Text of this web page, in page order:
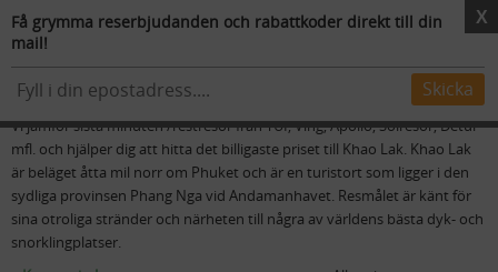
Sista minuten resor till Khao Lak
Vi jämför sista minuten /restresor från TUI, Ving, Apollo, Solresor, Detur
mfl. och hjälper dig att hitta det billigaste priset till Khao Lak. Khao Lak
är beläget åtta mil norr om Phuket och är en turistort som ligger i den
sydliga provinsen Phang Nga vid Andamanhavet. Resmålet är känt för
sina otroliga stränder och närheten till några av världens bästa dyk- och
snorklingplatser.
X
Få grymma reserbjudanden och rabattkoder direkt till din
mail!
Skicka